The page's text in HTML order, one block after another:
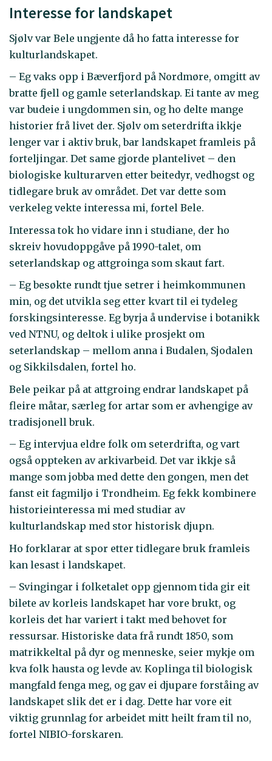
Interesse for landskapet
Sjølv var Bele ungjente då ho fatta interesse for
kulturlandskapet.
– Eg vaks opp i Bæverfjord på Nordmøre, omgitt av
bratte fjell og gamle seterlandskap. Ei tante av meg
var budeie i ungdommen sin, og ho delte mange
historier frå livet der. Sjølv om seterdrifta ikkje
lenger var i aktiv bruk, bar landskapet framleis på
forteljingar. Det same gjorde plantelivet – den
biologiske kulturarven etter beitedyr, vedhogst og
tidlegare bruk av området. Det var dette som
verkeleg vekte interessa mi, fortel Bele.
Interessa tok ho vidare inn i studiane, der ho
skreiv hovudoppgåve på 1990-talet, om
seterlandskap og attgroinga som skaut fart.
– Eg besøkte rundt tjue setrer i heimkommunen
min, og det utvikla seg etter kvart til ei tydeleg
forskingsinteresse. Eg byrja å undervise i botanikk
ved NTNU, og deltok i ulike prosjekt om
seterlandskap – mellom anna i Budalen, Sjodalen
og Sikkilsdalen, fortel ho.
Bele peikar på at attgroing endrar landskapet på
fleire måtar, særleg for artar som er avhengige av
tradisjonell bruk.
– Eg intervjua eldre folk om seterdrifta, og vart
også oppteken av arkivarbeid. Det var ikkje så
mange som jobba med dette den gongen, men det
fanst eit fagmiljø i Trondheim. Eg fekk kombinere
historieinteressa mi med studiar av
kulturlandskap med stor historisk djupn.
Ho forklarar at spor etter tidlegare bruk framleis
kan lesast i landskapet.
– Svingingar i folketalet opp gjennom tida gir eit
bilete av korleis landskapet har vore brukt, og
korleis det har variert i takt med behovet for
ressursar. Historiske data frå rundt 1850, som
matrikkeltal på dyr og menneske, seier mykje om
kva folk hausta og levde av. Koplinga til biologisk
mangfald fenga meg, og gav ei djupare forståing av
landskapet slik det er i dag. Dette har vore eit
viktig grunnlag for arbeidet mitt heilt fram til no,
fortel NIBIO-forskaren.